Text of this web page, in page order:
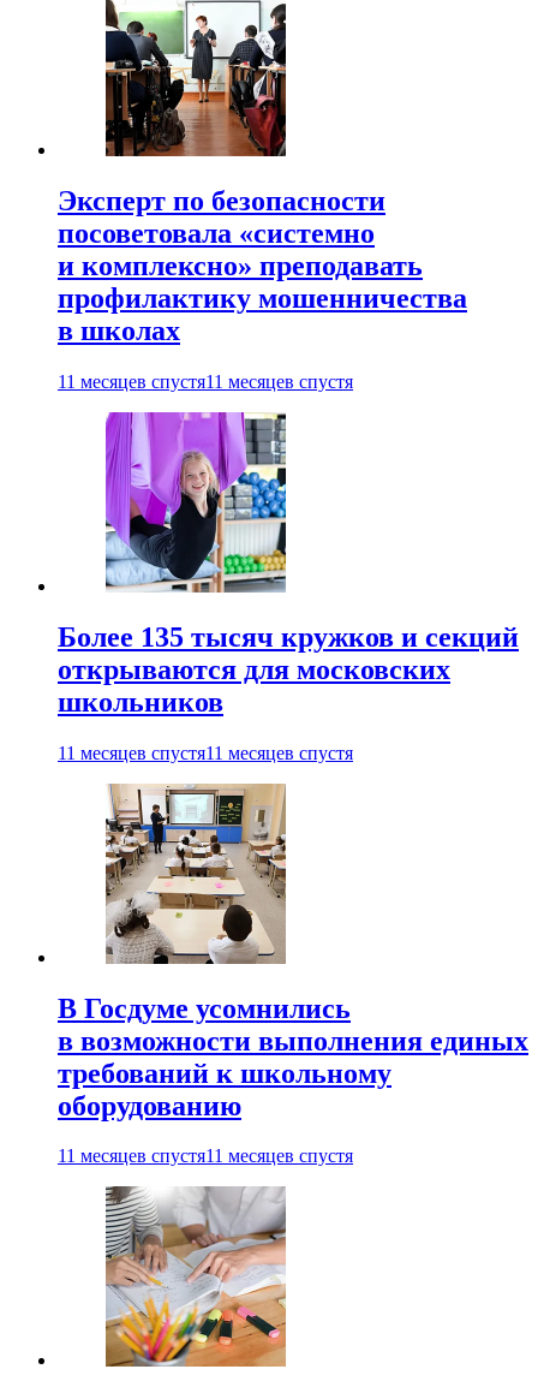
Эксперт по безопасности
посоветовала «системно
и комплексно» преподавать
профилактику мошенничества
в школах
11 месяцев спустя11 месяцев спустя
Более 135 тысяч кружков и секций
открываются для московских
школьников
11 месяцев спустя11 месяцев спустя
В Госдуме усомнились
в возможности выполнения единых
требований к школьному
оборудованию
11 месяцев спустя11 месяцев спустя